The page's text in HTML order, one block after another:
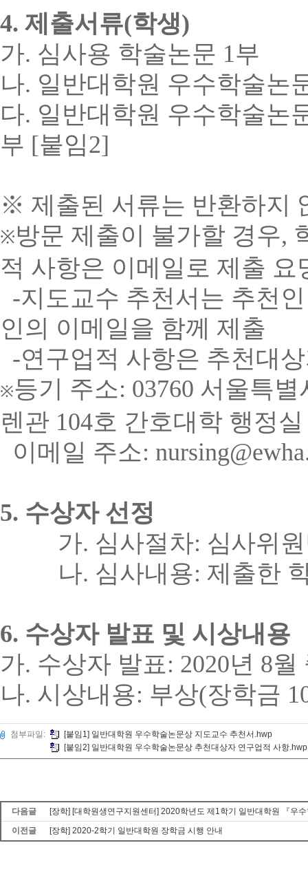
4. 제출서류(학생)
가. 심사용 학술논문 1부
나. 일반대학원 우수학술논
다. 일반대학원 우수학술논
부 [붙임2]
※ 제출된 서류는 반환하지
※방문 제출이 불가할 경우,
적 사항은 이메일로 제출
-지도교수 추천서는 추천
인의 이메일을 함께 제출
-연구업적 사항은 추천대
※등기 주소: 03760 서울특
렌관 104호 간호대학 행정
이메일 주소:
5. 수상자 선정
가. 심사절차: 심사위
나. 심사내용: 제출한
6. 수상자 발표 및 시상내용
가. 수상자 발표: 2020년 8월
나. 시상내용: 부상(장학금
첨부파일:
[붙임1] 일반대학원 우수학술논문상 지도교수 추천서.hwp
[붙임2] 일반대학원 우수학술논문상 추천대상자 연구업적 사항.hwp
다음글
[장학] [대학원생연구지원센터] 2020학년도 제1학기 일반대학원 『우
이전글
[장학] 2020-2학기 일반대학원 장학금 시행 안내